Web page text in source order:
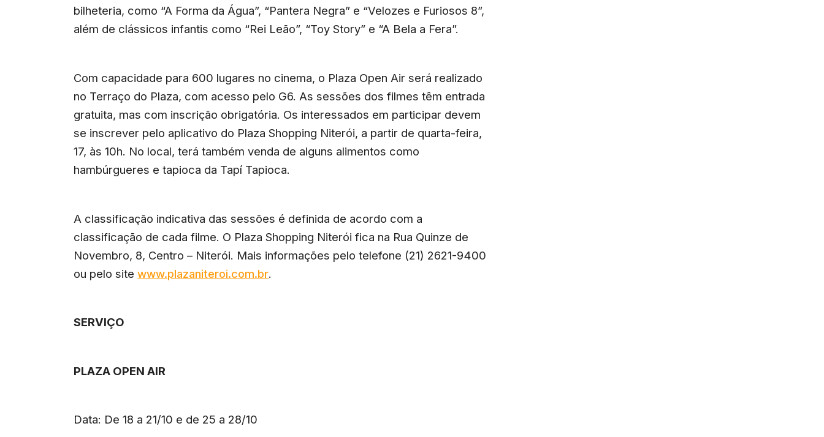
bilheteria, como “A Forma da Água”, “Pantera Negra” e “Velozes e Furiosos 8”,
além de clássicos infantis como “Rei Leão”, “Toy Story” e “A Bela a Fera”.
Com capacidade para 600 lugares no cinema, o Plaza Open Air será realizado
no Terraço do Plaza, com acesso pelo G6. As sessões dos filmes têm entrada
gratuita, mas com inscrição obrigatória. Os interessados em participar devem
se inscrever pelo aplicativo do Plaza Shopping Niterói, a partir de quarta-feira,
17, às 10h. No local, terá também venda de alguns alimentos como
hambúrgueres e tapioca da Tapí Tapioca.
A classificação indicativa das sessões é definida de acordo com a
classificação de cada filme. O Plaza Shopping Niterói fica na Rua Quinze de
Novembro, 8, Centro – Niterói. Mais informações pelo telefone (21) 2621-9400
ou pelo sitewww.plazaniteroi.com.br.
SERVIÇO
PLAZA OPEN AIR
Data: De 18 a 21/10 e de 25 a 28/10